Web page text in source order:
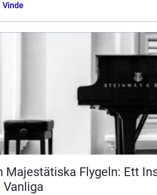
Vinde
Majestätiska Flygeln: Ett
Vanliga